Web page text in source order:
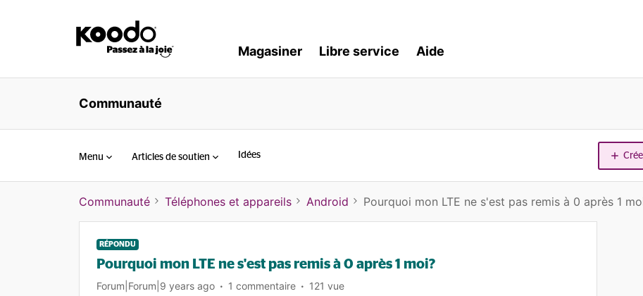
Magasiner Libre service Aide
Communauté
Menu Articles de soutien Idées
Communauté Téléphones et appareils Android Pourquoi mon LTE ne s'est pas remis à 0 après 1
RÉPONDU
Pourquoi mon LTE ne s'est pas remis à 0 après 1 moi?
Forum|Forum|9 years ago 1 commentaire 121 vue